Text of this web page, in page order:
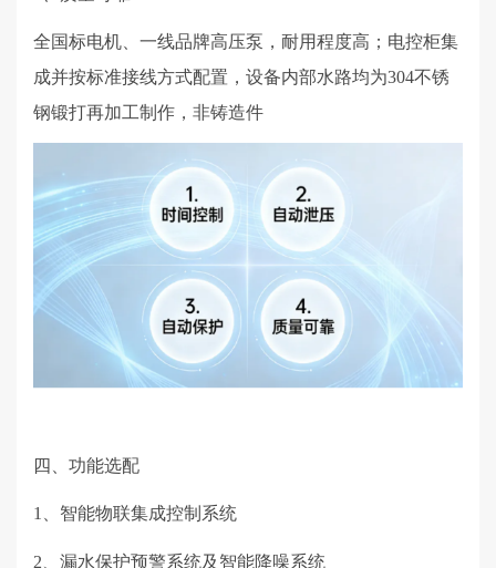
全国标电机、一线品牌高压泵，耐用程度高；电控柜集
成并按标准接线方式配置，设备内部水路均为304不锈
钢锻打再加工制作，非铸造件
四、功能选配
1、智能物联集成控制系统
2 、漏水保护预警系统及智能降噪系统